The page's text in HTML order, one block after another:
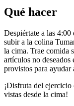
Qué hacer
Despiértate a las 4:00
subir a la colina
la cima. Trae comida
artículos no deseados
provistos para ayudar
¡Disfruta del ejercicio
vistas desde la cima!